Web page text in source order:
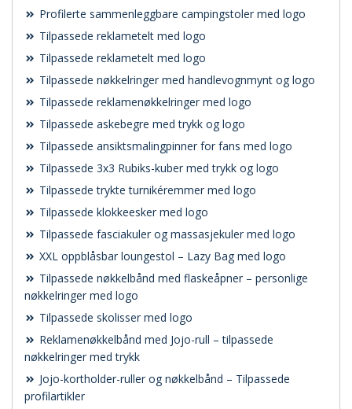
Profilerte sammenleggbare campingstoler med logo
Tilpassede reklametelt med logo
Tilpassede reklametelt med logo
Tilpassede nøkkelringer med handlevognmynt og logo
Tilpassede reklamenøkkelringer med logo
Tilpassede askebegre med trykk og logo
Tilpassede ansiktsmalingpinner for fans med logo
Tilpassede 3x3 Rubiks-kuber med trykk og logo
Tilpassede trykte turnikéremmer med logo
Tilpassede klokkeesker med logo
Tilpassede fasciakuler og massasjekuler med logo
XXL oppblåsbar loungestol – Lazy Bag med logo
Tilpassede nøkkelbånd med flaskeåpner – personlige
nøkkelringer med logo
Tilpassede skolisser med logo
Reklamenøkkelbånd med Jojo-rull – tilpassede
nøkkelringer med trykk
Jojo-kortholder-ruller og nøkkelbånd – Tilpassede
profilartikler